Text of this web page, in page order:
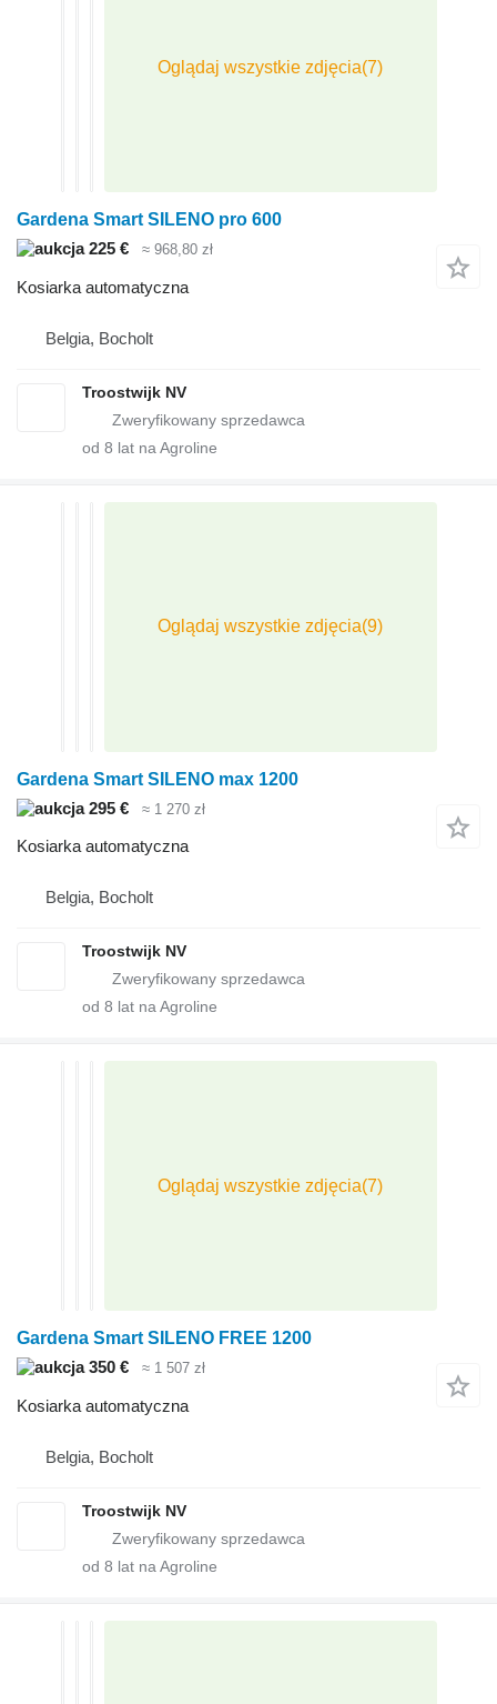
Gardena Smart SILENO pro 600
225 €
≈ 968,80 zł
Kosiarka automatyczna
Belgia, Bocholt
Troostwijk NV
od 8 lat na Agroline
Gardena Smart SILENO max 1200
295 €
≈ 1 270 zł
Kosiarka automatyczna
Belgia, Bocholt
Troostwijk NV
od 8 lat na Agroline
Gardena Smart SILENO FREE 1200
350 €
≈ 1 507 zł
Kosiarka automatyczna
Belgia, Bocholt
Troostwijk NV
od 8 lat na Agroline